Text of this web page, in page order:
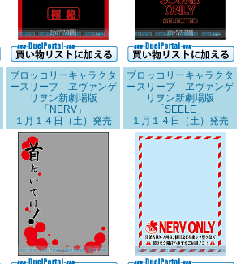
ブロッコリーキャラクタ
ースリーブ ヱヴァンゲ
リヲン新劇場版
「NERV」
１月１４日（土）発売
ブロッコリーキャラクタ
ースリーブ ヱヴァンゲ
リヲン新劇場版
「SEELE」
１月１４日（土）発売